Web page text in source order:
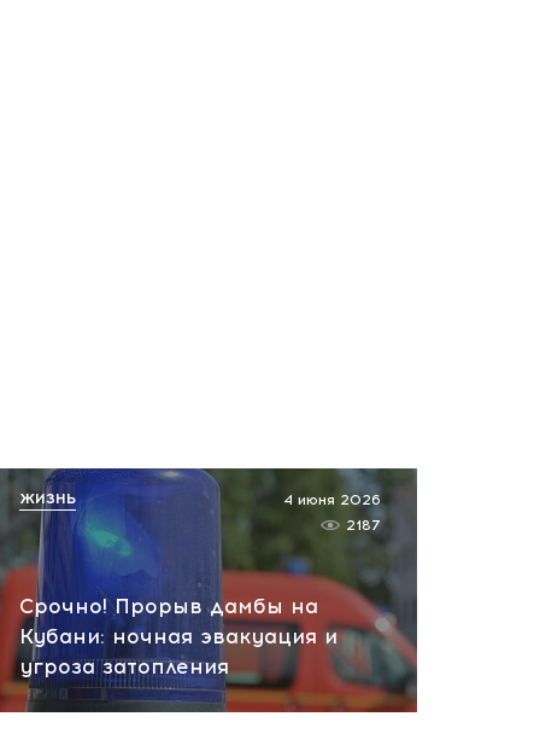
рекомендуется уйти с
пляжей
вчера, 10:13
НАТО планирует и
руководит терактами в
России! Сенсационное
заявление хакеров
Срочно! Прорыв дамбы на
Кубани: ночная эвакуация и
угроза затопления
4 июня 2026
2187
ЖИЗНЬ